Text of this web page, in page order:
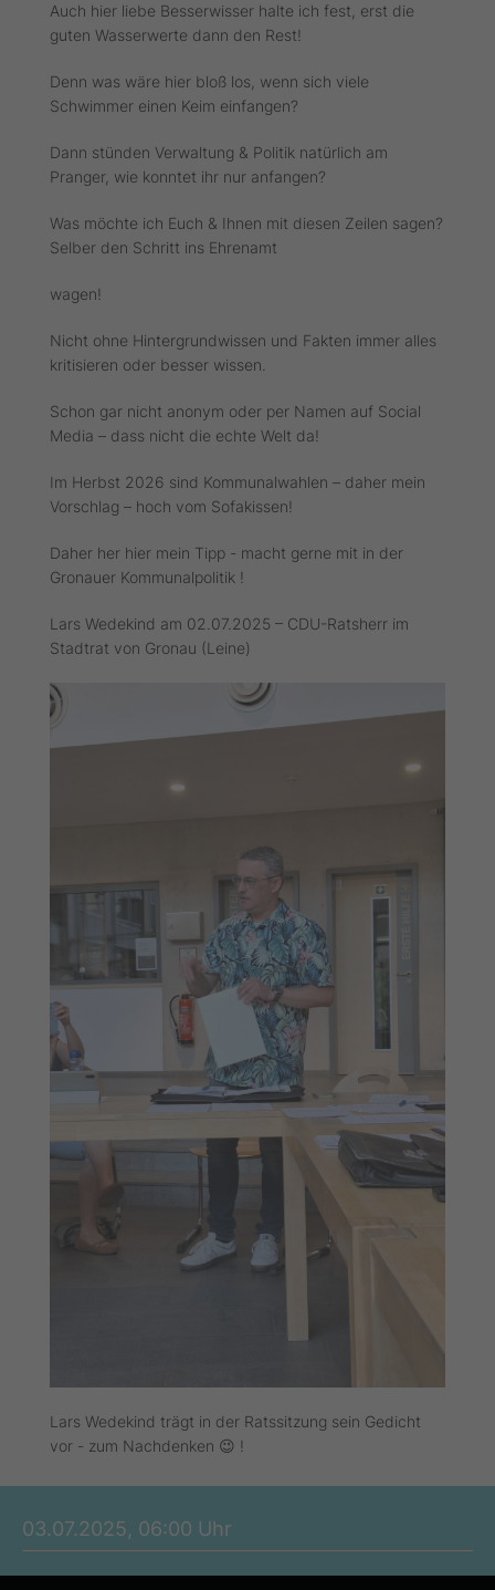
Auch hier liebe Besserwisser halte ich fest, erst die
guten Wasserwerte dann den Rest!
Denn was wäre hier bloß los, wenn sich viele
Schwimmer einen Keim einfangen?
Dann stünden Verwaltung & Politik natürlich am
Pranger, wie konntet ihr nur anfangen?
Was möchte ich Euch & Ihnen mit diesen Zeilen sagen?
Selber den Schritt ins Ehrenamt
wagen!
Nicht ohne Hintergrundwissen und Fakten immer alles
kritisieren oder besser wissen.
Schon gar nicht anonym oder per Namen auf Social
Media – dass nicht die echte Welt da!
Im Herbst 2026 sind Kommunalwahlen – daher mein
Vorschlag – hoch vom Sofakissen!
Daher her hier mein Tipp - macht gerne mit in der
Gronauer Kommunalpolitik !
Lars Wedekind am 02.07.2025 – CDU-Ratsherr im
Stadtrat von Gronau (Leine)
Lars Wedekind trägt in der Ratssitzung sein Gedicht
vor - zum Nachdenken 😉 !
03.07.2025, 06:00 Uhr